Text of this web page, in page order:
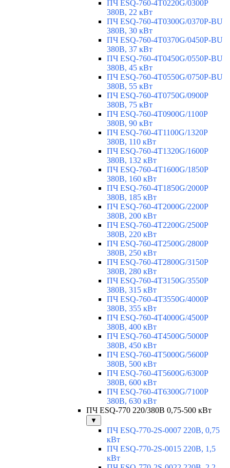
ПЧ ESQ-760-4T0220G/0300P
380В, 22 кВт
ПЧ ESQ-760-4T0300G/0370P-BU
380В, 30 кВт
ПЧ ESQ-760-4T0370G/0450P-BU
380В, 37 кВт
ПЧ ESQ-760-4T0450G/0550P-BU
380В, 45 кВт
ПЧ ESQ-760-4T0550G/0750P-BU
380В, 55 кВт
ПЧ ESQ-760-4T0750G/0900P
380В, 75 кВт
ПЧ ESQ-760-4T0900G/1100P
380В, 90 кВт
ПЧ ESQ-760-4T1100G/1320P
380В, 110 кВт
ПЧ ESQ-760-4T1320G/1600P
380В, 132 кВт
ПЧ ESQ-760-4T1600G/1850P
380В, 160 кВт
ПЧ ESQ-760-4T1850G/2000P
380В, 185 кВт
ПЧ ESQ-760-4T2000G/2200P
380В, 200 кВт
ПЧ ESQ-760-4T2200G/2500P
380В, 220 кВт
ПЧ ESQ-760-4T2500G/2800P
380В, 250 кВт
ПЧ ESQ-760-4T2800G/3150P
380В, 280 кВт
ПЧ ESQ-760-4T3150G/3550P
380В, 315 кВт
ПЧ ESQ-760-4T3550G/4000P
380В, 355 кВт
ПЧ ESQ-760-4T4000G/4500P
380В, 400 кВт
ПЧ ESQ-760-4T4500G/5000P
380В, 450 кВт
ПЧ ESQ-760-4T5000G/5600P
380В, 500 кВт
ПЧ ESQ-760-4T5600G/6300P
380В, 600 кВт
ПЧ ESQ-760-4T6300G/7100P
380В, 630 кВт
ПЧ ESQ-770 220/380В 0,75-500 кВт
▼
ПЧ ESQ-770-2S-0007 220В, 0,75
кВт
ПЧ ESQ-770-2S-0015 220В, 1,5
кВт